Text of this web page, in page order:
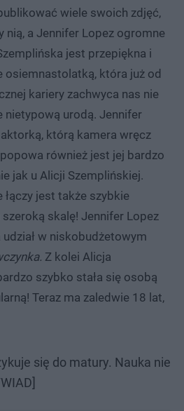
wiele swoich zdjęć,
a Jennifer Lopez ogromne
jest przepiękna i
osiemnastolatką, która już od
kariery zachwyca nas nie
nietypową urodą. Jennifer
którą kamera wręcz
również jest jej bardzo
jak u Alicji Szemplińskiej.
łączy jest także szybkie
skalę! Jennifer Lopez
udział w niskobudżetowym
Z kolei Alicja
szybko stała się osobą
Teraz ma zaledwie 18 lat,
się do matury. Nauka nie